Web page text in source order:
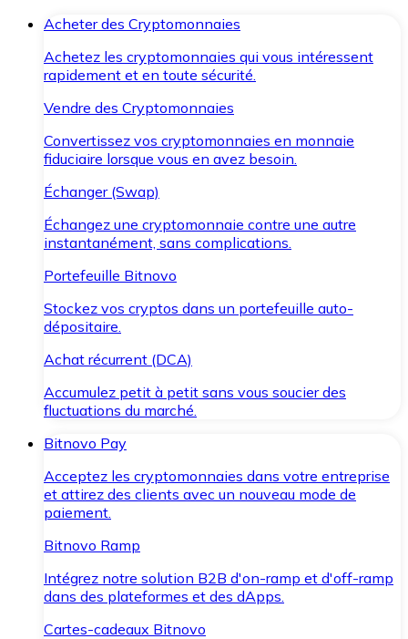
Acheter des Cryptomonnaies
Achetez les cryptomonnaies qui vous intéressent
rapidement et en toute sécurité.
Vendre des Cryptomonnaies
Convertissez vos cryptomonnaies en monnaie
fiduciaire lorsque vous en avez besoin.
Échanger (Swap)
Échangez une cryptomonnaie contre une autre
instantanément, sans complications.
Portefeuille Bitnovo
Stockez vos cryptos dans un portefeuille auto-
dépositaire.
Achat récurrent (DCA)
Accumulez petit à petit sans vous soucier des
fluctuations du marché.
Bitnovo Pay
Acceptez les cryptomonnaies dans votre entreprise
et attirez des clients avec un nouveau mode de
paiement.
Bitnovo Ramp
Intégrez notre solution B2B d'on-ramp et d'off-ramp
dans des plateformes et des dApps.
Cartes-cadeaux Bitnovo